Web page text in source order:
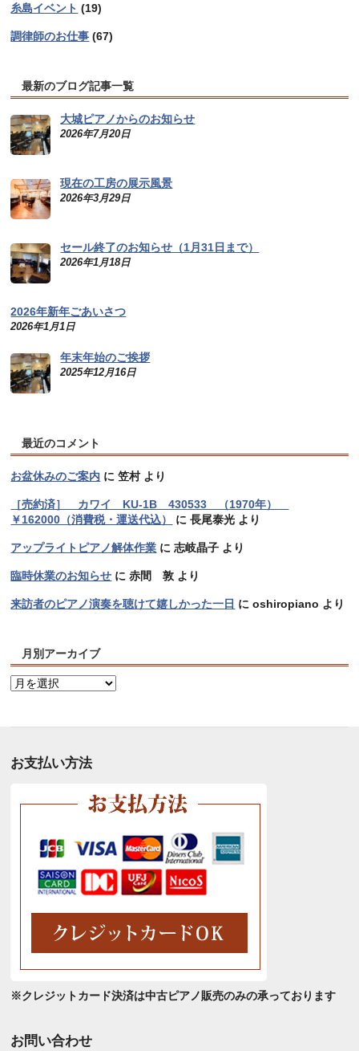
糸島イベント (19)
調律師のお仕事 (67)
最新のブログ記事一覧
大城ピアノからのお知らせ
2026年7月20日
現在の工房の展示風景
2026年3月29日
セール終了のお知らせ（1月31日まで）
2026年1月18日
2026年新年ごあいさつ
2026年1月1日
年末年始のご挨拶
2025年12月16日
最近のコメント
お盆休みのご案内 に笠村より
［売約済］ カワイ KU-1B 430533 （1970年）
￥162000（消費税・運送代込）
に長尾泰光 より
アップライトピアノ解体作業 に志岐晶子 より
臨時休業のお知らせ に赤間 敦 より
来訪者のピアノ演奏を聴けて嬉しかった一日 にoshiropiano より
月別アーカイブ
月
カ
お支払い方法
※クレジットカード決済は中古ピアノ販売のみの承っております
お問い合わせ